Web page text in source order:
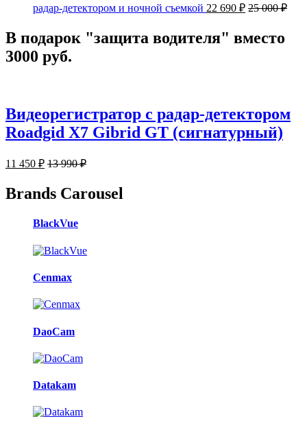
радар-детектором и ночной съемкой 22 690 ₽ 25 000₽
В подарок "защита водителя" вместо
3000 руб.
Видеорегистратор с радар-детектором
Roadgid X7 Gibrid GT (сигнатурный)
11 450 ₽ 13 990₽
Brands Carousel
BlackVue
Cenmax
DaoCam
Datakam